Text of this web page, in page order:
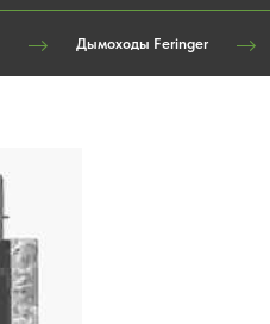
Дымоходы Feringer